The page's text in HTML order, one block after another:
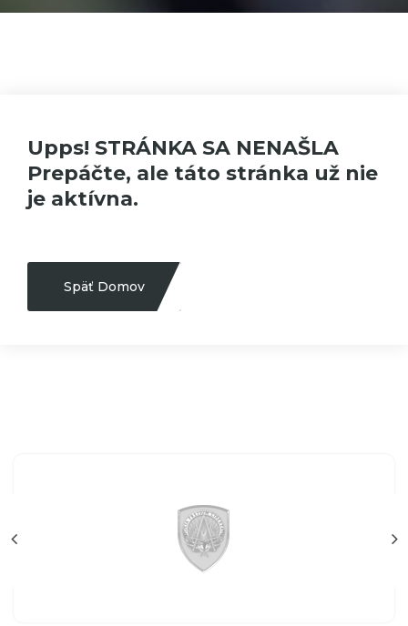
Upps! STRÁNKA SA NENAŠLA
Prepáčte, ale táto stránka už nie
je aktívna.
Späť Domov